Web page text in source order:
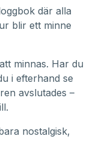
där alla
blir ett minne
minnas. Har du
i efterhand se
avslutades –
nostalgisk,